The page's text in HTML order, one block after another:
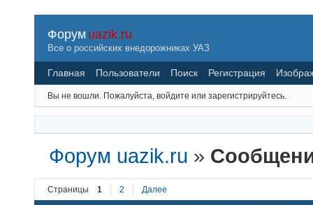
Форум uazik.ru
Все о российских внедорожниках УАЗ
Главная Пользователи Поиск Регистрация
Вы не вошли. Пожалуйста, войдите или зарегистрируйтесь.
Форум uazik.ru »
Страницы 1 2 Далее